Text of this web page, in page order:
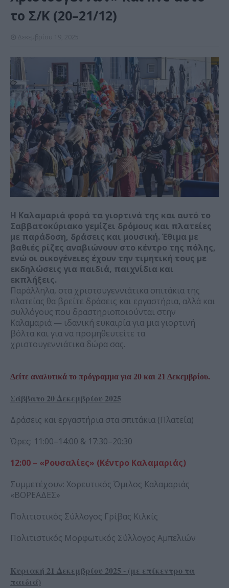
το Σ/Κ (20–21/12)
Η Καλαμαριά φορά τα γιορτινά της και αυτό το
Σαββατοκύριακο γεμίζει δρόμους και πλατείες
με παράδοση, δράσεις και μουσική. Έθιμα με
βαθιές ρίζες αναβιώνουν στο κέντρο της πόλης,
ενώ οι οικογένειες έχουν την τιμητική τους με
εκδηλώσεις για παιδιά, παιχνίδια και
εκπλήξεις.
Παράλληλα, στα χριστουγεννιάτικα σπιτάκια της
πλατείας θα βρείτε δράσεις και εργαστήρια, αλλά και
συλλόγους που δραστηριοποιούνται στην
Καλαμαριά — ιδανική ευκαιρία για μια γιορτινή
βόλτα και για να προμηθευτείτε τα
χριστουγεννιάτικα δώρα σας.
Δείτε αναλυτικά το πρόγραμμα για 20 και 21 Δεκεμβρίου.
Σάββατο 20 Δεκεμβρίου 2025
Δράσεις και εργαστήρια στα σπιτάκια (Πλατεία)
Ώρες: 11:00–14:00 & 17:30–20:30
12:00 – «Ρουσαλίες» (Κέντρο Καλαμαριάς)
Συμμετέχουν: Χορευτικός Όμιλος Καλαμαριάς
«ΒΟΡΕΑΔΕΣ»
Πολιτιστικός Σύλλογος Γρίβας Κιλκίς
Πολιτιστικός Μορφωτικός Σύλλογος Αμπελιών
Κυριακή 21 Δεκεμβρίου 2025 - (με επίκεντρο τα
παιδιά)